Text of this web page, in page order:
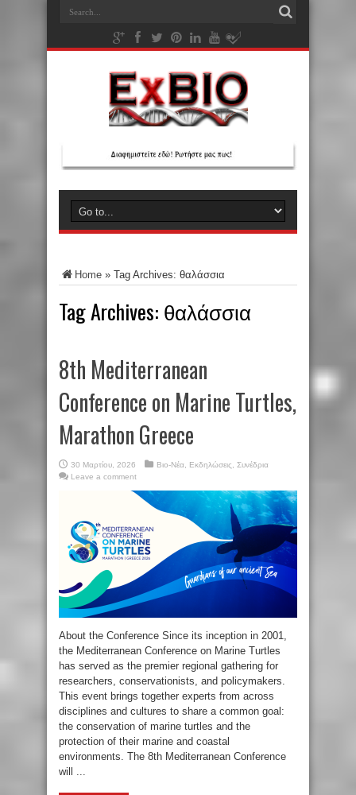
Home » Tag Archives: θαλάσσια
Tag Archives: θαλάσσια
8th Mediterranean
Conference on Marine Turtles,
Marathon Greece
30 Μαρτίου, 2026 Βιο-Νέα Εκδηλώσεις
Συνέδρια
Leave a comment
About the Conference Since its inception in 2001,
the Mediterranean Conference on Marine Turtles
has served as the premier regional gathering for
researchers, conservationists, and policymakers.
This event brings together experts from across
disciplines and cultures to share a common goal:
the conservation of marine turtles and the
protection of their marine and coastal
environments. The 8th Mediterranean Conference
will ...